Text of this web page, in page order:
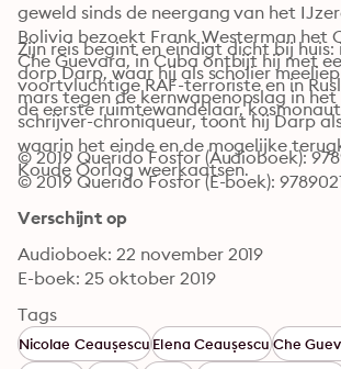
geweld sinds de neergang van het
Bolivia bezoekt Frank Westerman het
Che Guevara, in Cuba ontbijt hij met
voortvluchtige RAF-terroriste en in
de eerste ruimtewandelaar,
Zijn reis begint en eindigt dicht bij huis:
dorp Darp, waar hij als scholier
mars tegen de kernwapenopslag in het
schrijver-chroniqueur, toont hij Darp
waarin het einde en de mogelijke
Koude Oorlog weerkaatsen.
© 2019 Querido Fosfor (Audioboek):
© 2019 Querido Fosfor (E-boek):
Verschijnt op
Audioboek: 22 november 2019
E-boek: 25 oktober 2019
Tags
Nicolae CeaușescuElena CeaușescuChe